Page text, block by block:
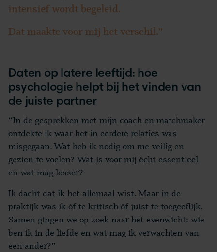
intensief wordt begeleid.
Dat maakte voor mij het verschil.”
Daten op latere leeftijd: hoe
psychologie helpt bij het vinden van
de juiste partner
“In de gesprekken met mijn coach en matchmaker
ontdekte ik waar het in eerdere relaties was
misgegaan. Wat heb ik nodig om me veilig en
gezien te voelen? Wat is voor mij écht essentieel
en wat mag losser?
Ik dacht dat ik het allemaal wist. Maar in de
praktijk was ik óf te kritisch óf juist te toegeeflijk.
Samen gingen we op zoek naar het evenwicht: wie
ben ik in de liefde en wat mag ik verwachten van
een ander?”